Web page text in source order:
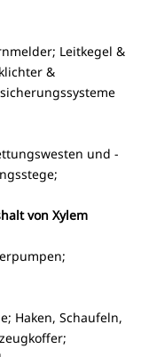
Leitkegel &
&
und -
von Xylem
Haken, Schaufeln,